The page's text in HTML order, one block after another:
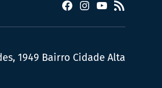
Facebook
Instagram
YouTube
RSS
1949 Bairro Cidade Alta